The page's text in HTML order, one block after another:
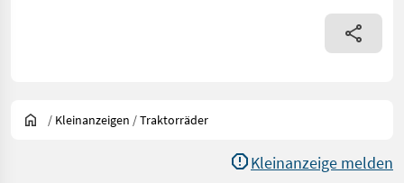
/ Kleinanzeigen /Traktorräder
Kleinanzeige melden